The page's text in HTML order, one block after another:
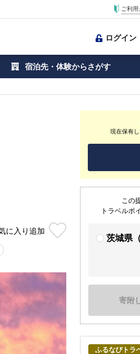
ご利用
ログイン
宿泊先・体験からさがす
に入り 追加
現在保有
この
トラベルポ
茨城県
寄附
ふるなびトラ